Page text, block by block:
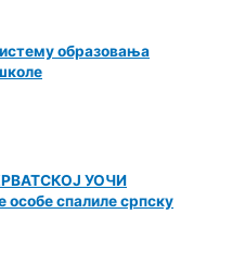
образовања
УОЧИ
спалиле српску